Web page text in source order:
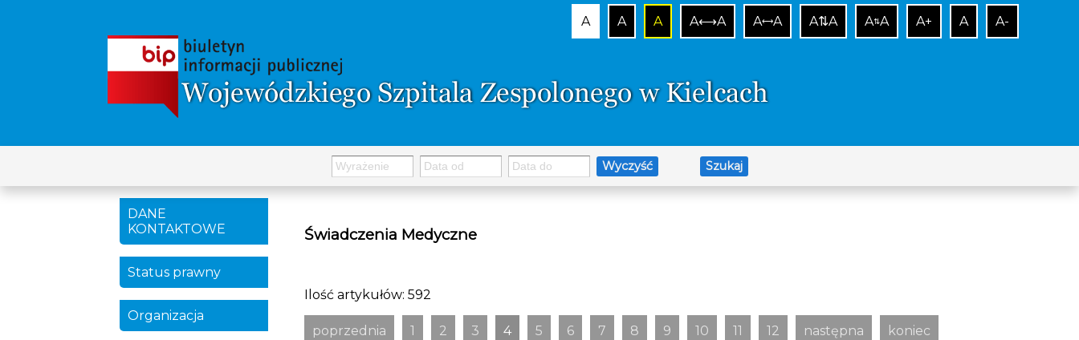
A-
A
A+
A⇅A
A⇅A
A⟷A
A⟷A
A
A
A
Wyczyść Szukaj
DANE
KONTAKTOWE
Status prawny
Organizacja
Świadczenia Medyczne
Ilość artykułów: 592
poprzednia 1 2 3 4 5 6 7 8 9 10 11 12 następna koniec